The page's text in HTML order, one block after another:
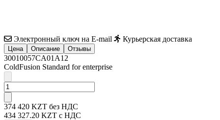
Электронный ключ на E-mail Курьерская доставка
Цена Описание Отзывы
30010057CA01A12
ColdFusion Standard for enterprise
374 420 KZT без НДС
434 327.20 KZT с НДС